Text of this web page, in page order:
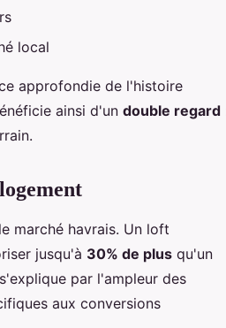
local
approfondie de l'histoire
ainsi d'un double regard
marché havrais. Un loft
jusqu'à 30% de plus qu'un
par l'ampleur des
aux conversions